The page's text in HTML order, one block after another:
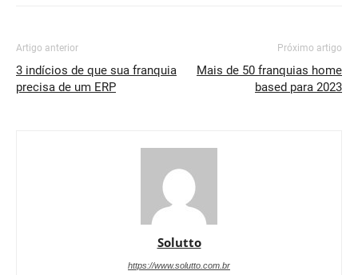
Artigo anterior
3 indícios de que sua franquia
precisa de um ERP
Próximo artigo
Mais de 50 franquias home
based para 2023
Solutto
https://www.solutto.com.br